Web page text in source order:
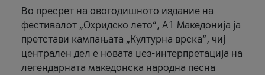
Во пресрет на овогодишното издание на
фестивалот „Охридско лето“, А1 Македонија ја
претстави кампањата „Културна врска“, чиј
централен дел е новата џез-интерпретација на
легендарната македонска народна песна